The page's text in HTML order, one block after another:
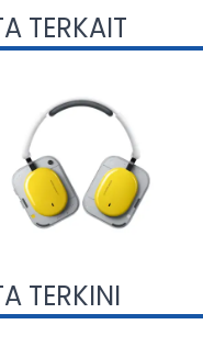
TERKAIT
TERKINI